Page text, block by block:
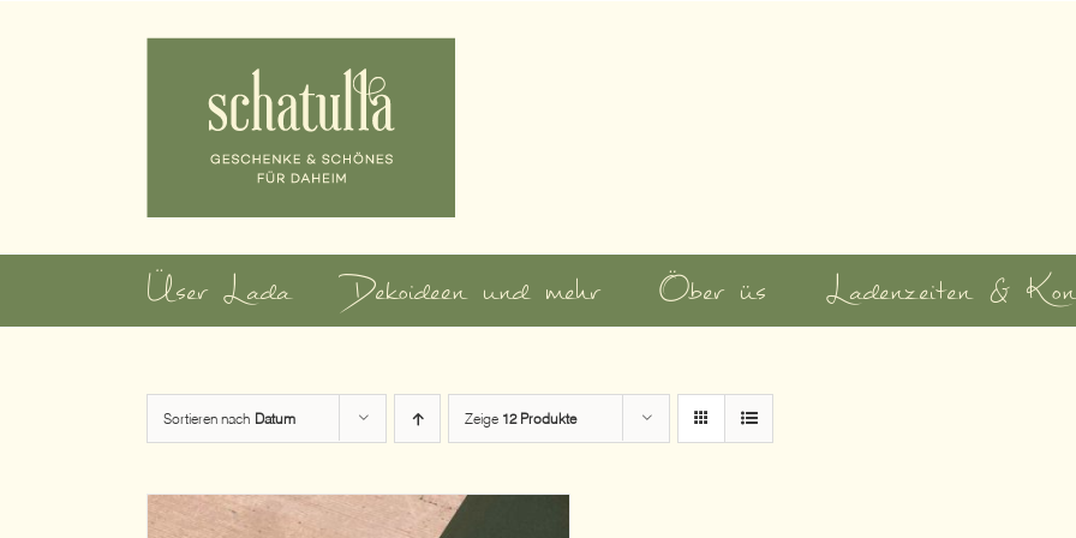
Üser Lada Dekoideen und mehr Öber üs Ladenzeiten &
Sortieren nach Datum Zeige 12 Produkte